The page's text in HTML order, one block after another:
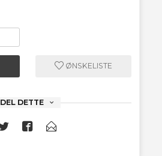
ØNSKELISTE
DEL DETTE